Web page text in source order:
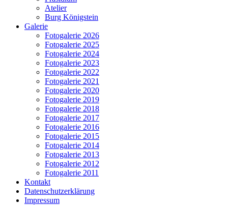
Atelier
Burg Königstein
Galerie
Fotogalerie 2026
Fotogalerie 2025
Fotogalerie 2024
Fotogalerie 2023
Fotogalerie 2022
Fotogalerie 2021
Fotogalerie 2020
Fotogalerie 2019
Fotogalerie 2018
Fotogalerie 2017
Fotogalerie 2016
Fotogalerie 2015
Fotogalerie 2014
Fotogalerie 2013
Fotogalerie 2012
Fotogalerie 2011
Kontakt
Datenschutzerklärung
Impressum